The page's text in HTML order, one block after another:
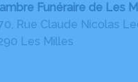
Funéraire de Les
Rue Claude Nicolas
Les Milles